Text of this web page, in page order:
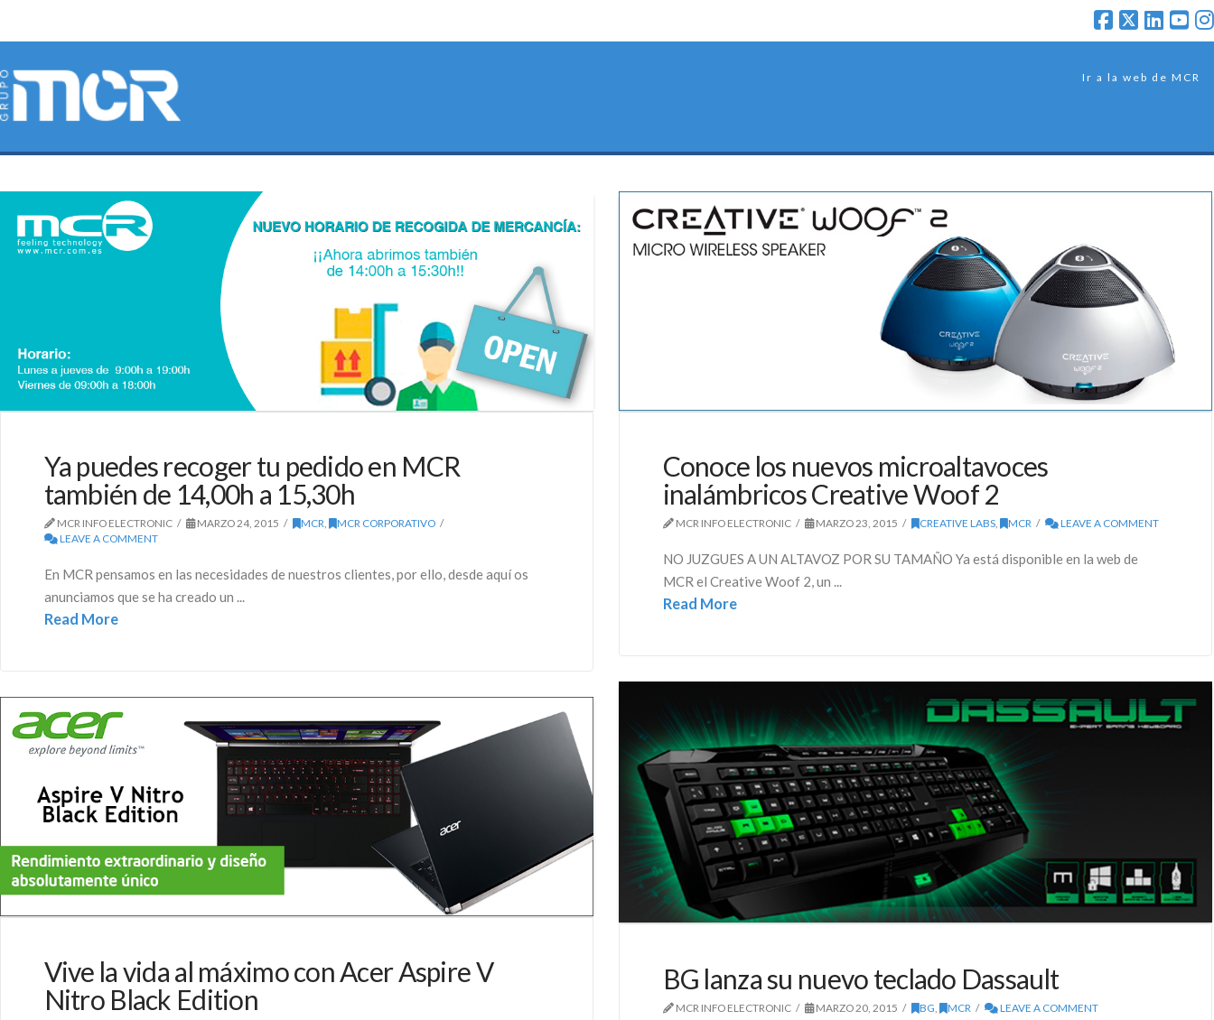
Ir a la web de MCR
Ya puedes recoger tu pedido en MCR
también de 14,00h a 15,30h
MCR INFO ELECTRONIC MARZO 24, 2015 MCR , MCR CORPORATIVO
LEAVE A COMMENT
En MCR pensamos en las necesidades de nuestros clientes, por ello, desde aquí os
anunciamos que se ha creado un ...
Read More
Conoce los nuevos microaltavoces
inalámbricos Creative Woof 2
MCR INFO ELECTRONIC MARZO 23, 2015 CREATIVE LABS , MCR LEAVE A COMMENT
NO JUZGUES A UN ALTAVOZ POR SU TAMAÑO Ya está disponible en la web de
MCR el Creative Woof 2, un ...
Read More
BG lanza su nuevo teclado Dassault
MCR INFO ELECTRONIC MARZO 20, 2015 BG , MCR LEAVE A COMMENT
Vive la vida al máximo con Acer Aspire V
Nitro Black Edition